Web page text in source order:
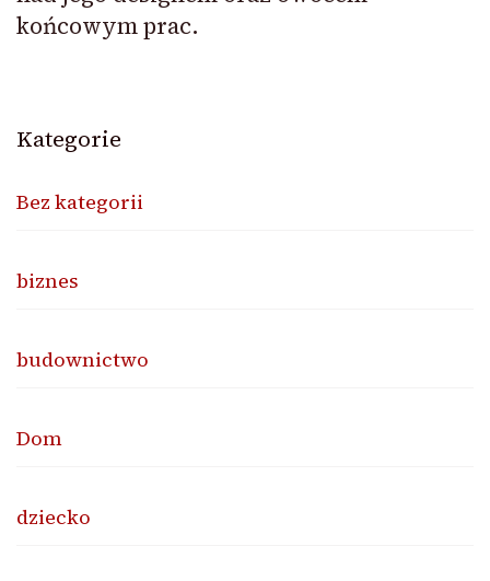
końcowym prac.
Kategorie
Bez kategorii
biznes
budownictwo
Dom
dziecko